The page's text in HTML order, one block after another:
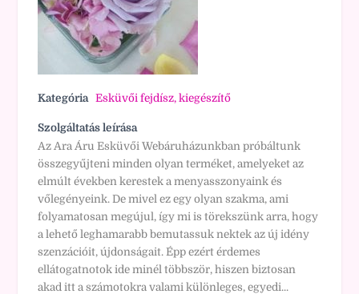
Kategória Esküvői fejdísz, kiegészítő
Szolgáltatás leírása
Az Ara Áru Esküvői Webáruházunkban próbáltunk
összegyűjteni minden olyan terméket, amelyeket az
elmúlt években kerestek a menyasszonyaink és
vőlegényeink. De mivel ez egy olyan szakma, ami
folyamatosan megújul, így mi is törekszünk arra, hogy
a lehető leghamarabb bemutassuk nektek az új idény
szenzációit, újdonságait. Épp ezért érdemes
ellátogatnotok ide minél többször, hiszen biztosan
akad itt a számotokra valami különleges, egyedi...